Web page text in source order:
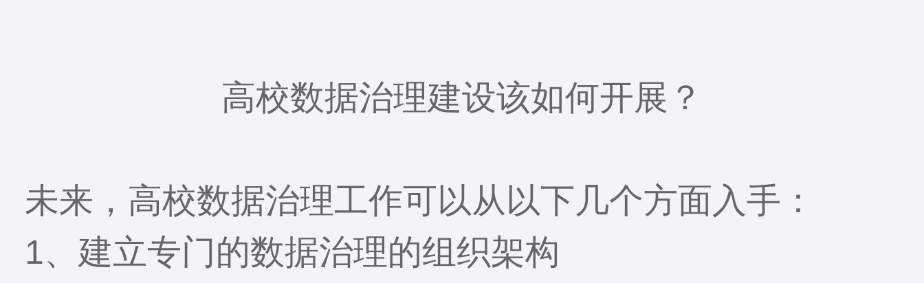
高校数据治理建设该如何开展？
未来，高校数据治理工作可以从以下几个方面入手：
1、建立专门的数据治理的组织架构